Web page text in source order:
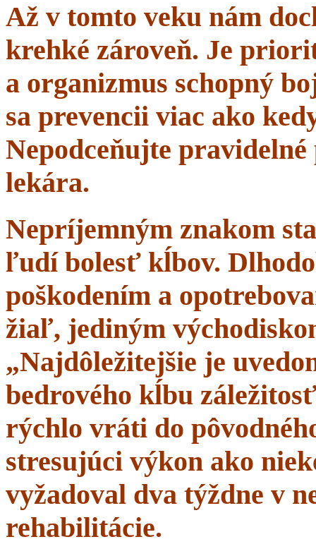
Až v tomto veku nám
krehké zároveň. Je
a organizmus schopný
sa prevencii viac ako
Nepodceňujte
lekára.
Nepríjemným znakom
ľudí bolesť kĺbov.
poškodením a
žiaľ, jediným
„Najdôležitejšie je
bedrového kĺbu
rýchlo vráti do
stresujúci výkon ako
vyžadoval dva týždne v
rehabilitácie.